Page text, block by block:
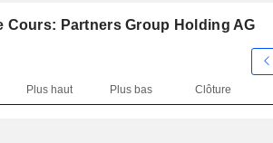
Cours: Partners Group Holding AG
Plus haut Plus bas Clôture